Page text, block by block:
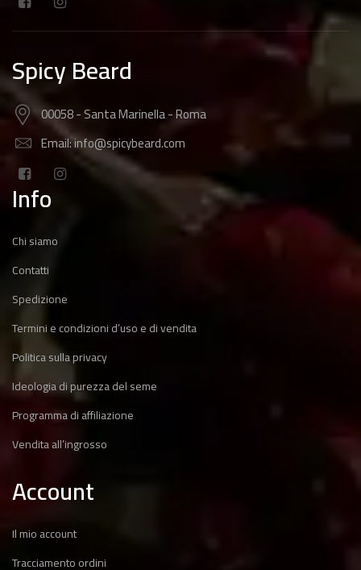
Spicy Beard
00058 - Santa Marinella - Roma
Email: info@spicybeard.com
Info
Chi siamo
Contatti
Spedizione
Termini e condizioni d’uso e di vendita
Politica sulla privacy
Ideologia di purezza del seme
Programma di affiliazione
Vendita all’ingrosso
Account
Il mio account
Tracciamento ordini